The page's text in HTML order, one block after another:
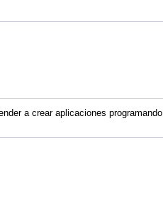
a crear aplicaciones programando